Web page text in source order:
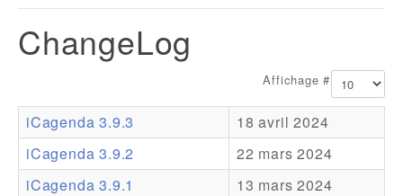
Documentation
Ressources
Addons
ChangeLog
Affichage #
iCagenda 3.9.3
18 avril 2024
iCagenda 3.9.2
22 mars 2024
iCagenda 3.9.1
13 mars 2024